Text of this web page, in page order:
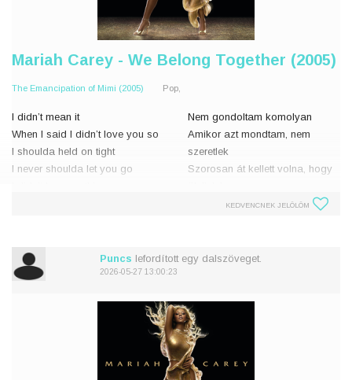
Mariah Carey - We Belong Together (2005)
The Emancipation of Mimi (2005) Pop,
I didn’t mean it
When I said I didn’t love you so
I shoulda held on tight
I never shoulda let you go
Nem gondoltam komolyan
Amikor azt mondtam, nem
szeretlek
Szorosan át kellett volna, hogy
Sosem kellett volna elengednem
Hülye voltam, bolond
KEDVENCNEK JELÖLÖM
Puncs lefordított egy dalszöveget.
2026-05-27 13:00:23